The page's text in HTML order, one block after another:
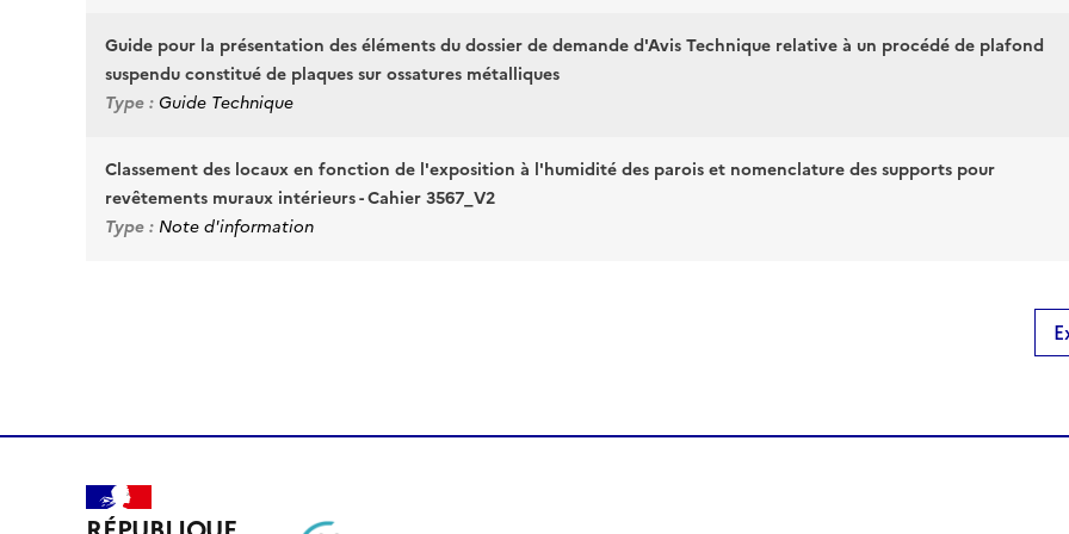
Guide pour la présentation des éléments du dossier de demande d'Avis Technique relative à un procédé de plafond
suspendu constitué de plaques sur ossatures métalliques
Type :Guide Technique
Classement des locaux en fonction de l'exposition à l'humidité des parois et nomenclature des supports pour
revêtements muraux intérieurs - Cahier 3567_V2
Type : Note d'information